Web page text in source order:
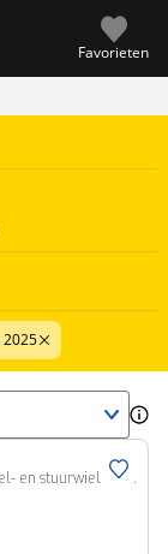
Favorieten
CUPRA 1.5 TSI e-Hybrid 204pk PHEV Business | Stoel- en stuurwiel verwarming | Adapt. Cruise | FACELIFT | 1/2 leer | Fabrieksgarantie t/m 05-2029 |